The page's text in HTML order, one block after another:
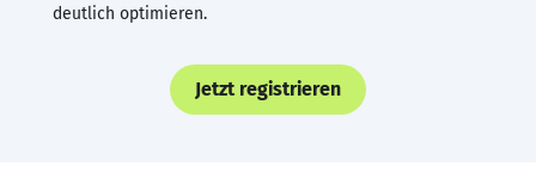
deutlich optimieren.
Jetzt registrieren